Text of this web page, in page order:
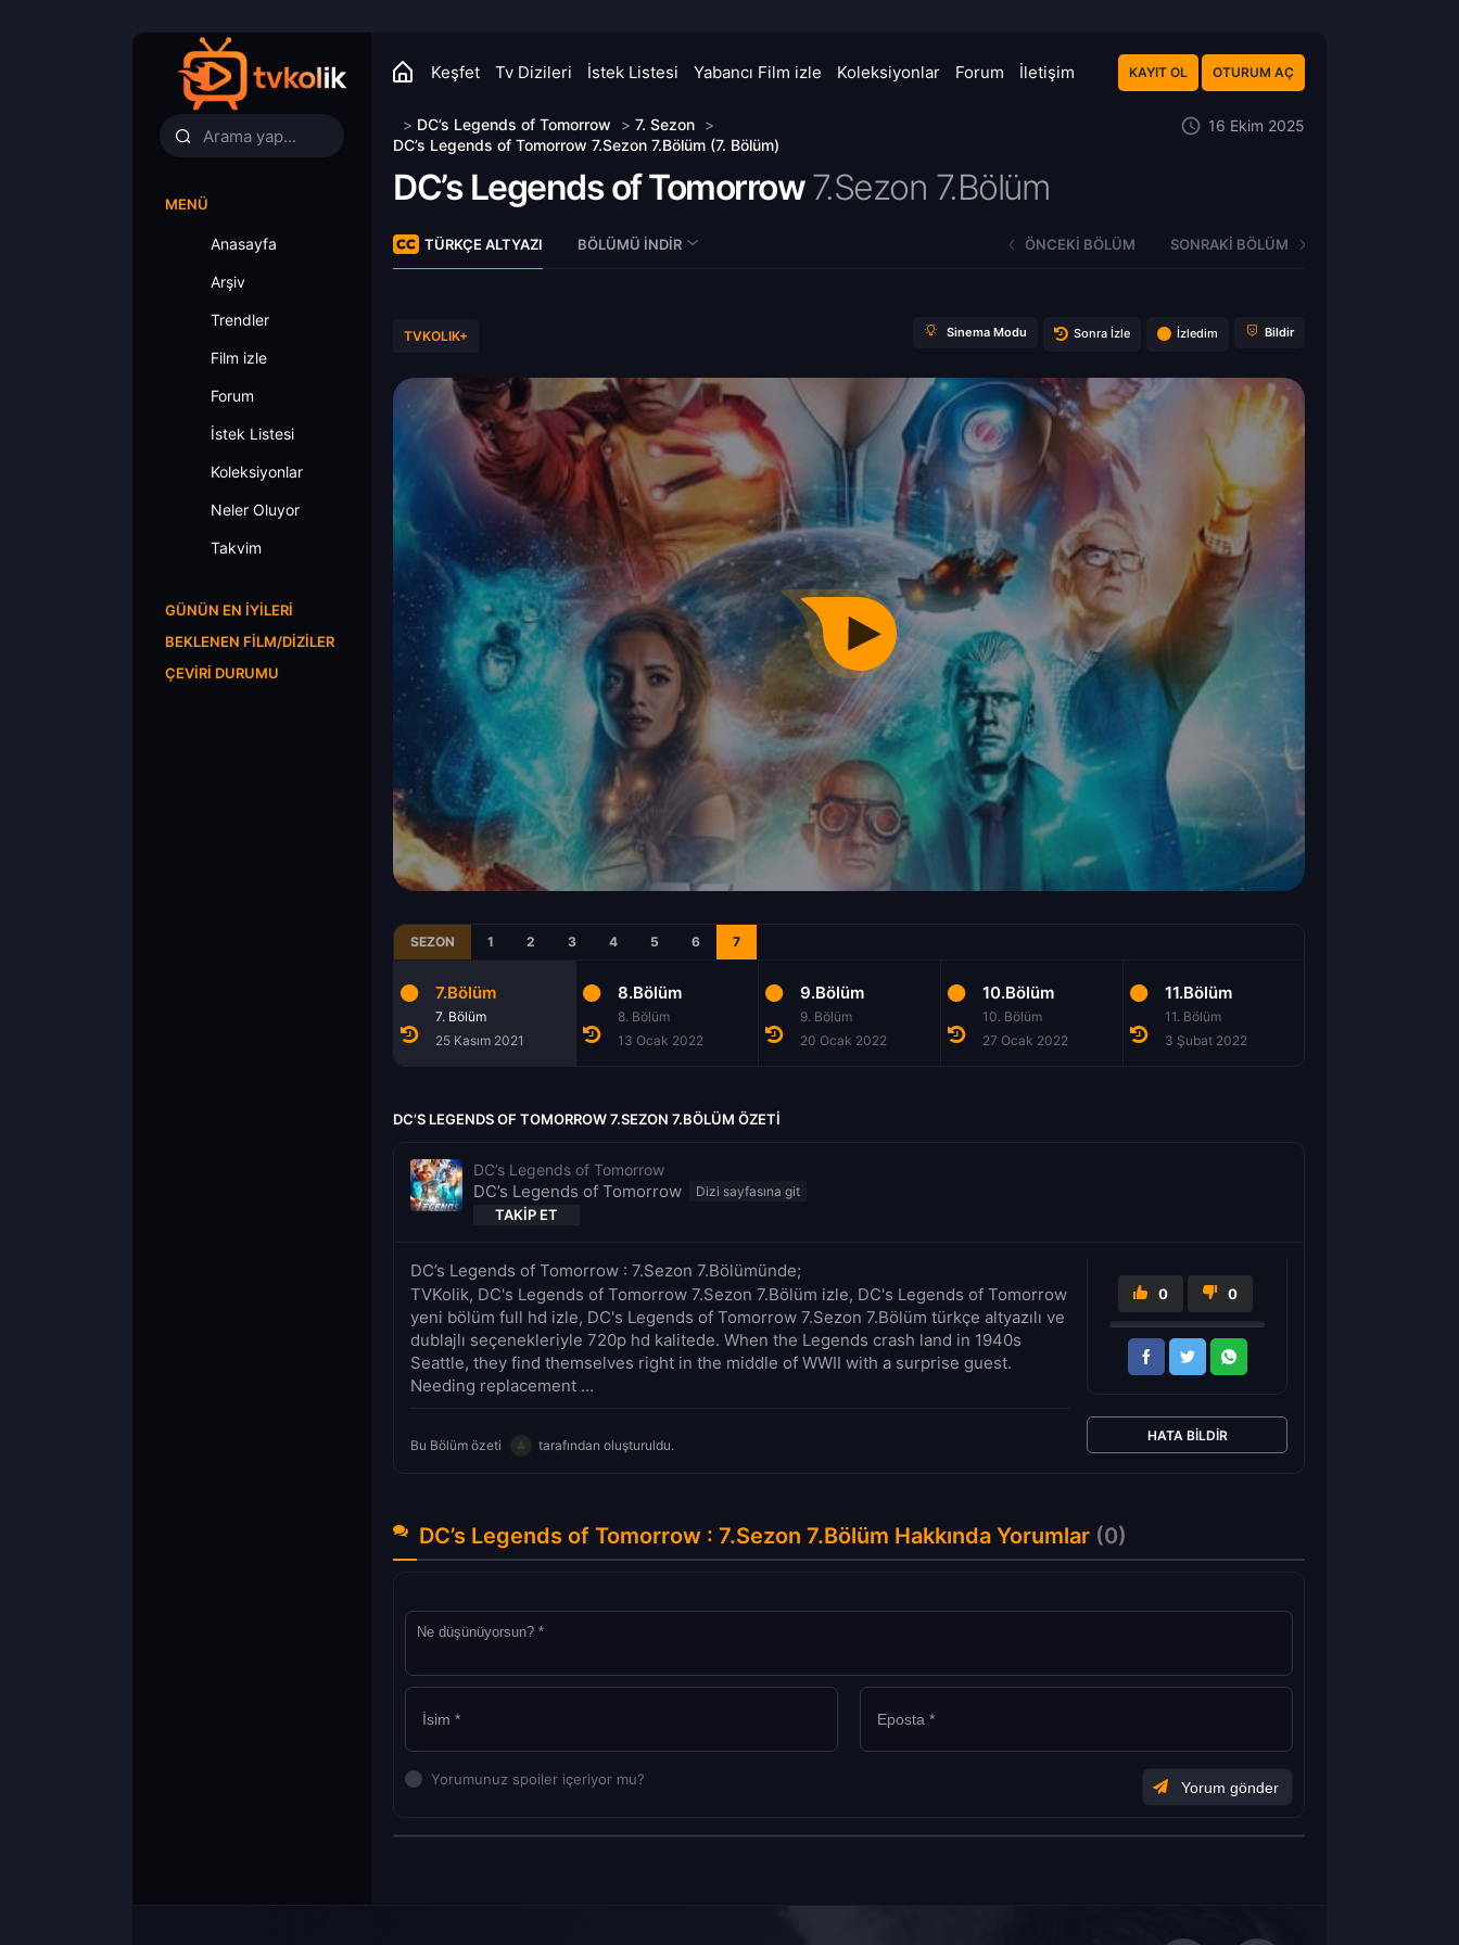
Keşfet Tv Dizileri İstek Listesi Yabancı Film izle Koleksiyonlar Forum İletişim KAYIT OL OTURUM AÇ
MENÜ
Anasayfa
Arşiv
Trendler
Film izle
Forum
İstek Listesi
Koleksiyonlar
Neler Oluyor
Takvim
GÜNÜN EN İYILERI
BEKLENEN FILM/DIZILER
ÇEVIRI DURUMU
> DC’s Legends of Tomorrow > 7. Sezon >
DC’s Legends of Tomorrow 7.Sezon 7.Bölüm (7. Bölüm)
16 Ekim 2025
DC’s Legends of Tomorrow 7.Sezon 7.Bölüm
TÜRKÇE ALTYAZI BÖLÜMÜ İNDIR ÖNCEKI BÖLÜM SONRAKI BÖLÜM
TVKOLIK+ Sinema Modu Sonra İzle İzledim Bildir
SEZON 1 2 3 4 5 6 7
7.Bölüm
7. Bölüm
25 Kasım 2021
8.Bölüm
8. Bölüm
13 Ocak 2022
9.Bölüm
9. Bölüm
20 Ocak 2022
10.Bölüm
10. Bölüm
27 Ocak 2022
11.Bölüm
11. Bölüm
3 Şubat 2022
DC’S LEGENDS OF TOMORROW 7.SEZON 7.BÖLÜM ÖZETI
DC’s Legends of Tomorrow
DC’s Legends of Tomorrow
TAKIP ET
DC’s Legends of Tomorrow : 7.Sezon 7.Bölümünde;
TVKolik, DC's Legends of Tomorrow 7.Sezon 7.Bölüm izle, DC's Legends of Tomorrow
yeni bölüm full hd izle, DC's Legends of Tomorrow 7.Sezon 7.Bölüm türkçe altyazılı ve
dublajlı seçenekleriyle 720p hd kalitede. When the Legends crash land in 1940s
Seattle, they find themselves right in the middle of WWII with a surprise guest.
Needing replacement ...
Bu Bölüm özeti tarafından oluşturuldu.
0 0
HATA BILDIR
DC’s Legends of Tomorrow : 7.Sezon 7.Bölüm Hakkında Yorumlar (0)
Yorumunuz spoiler içeriyor mu?